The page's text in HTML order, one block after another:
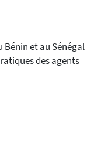
Bénin et au Sénégal
des agents